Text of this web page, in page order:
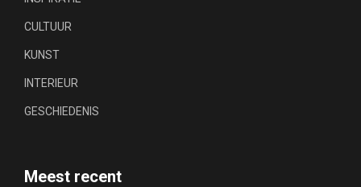
CULTUUR
KUNST
INTERIEUR
GESCHIEDENIS
Meest recent